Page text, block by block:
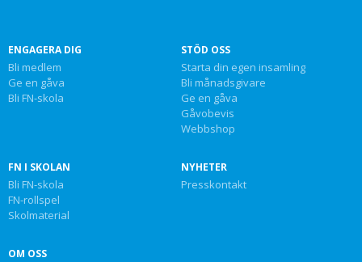
ENGAGERA DIG
Bli medlem
Ge en gåva
Bli FN-skola
STÖD OSS
Starta din egen insamling
Bli månadsgivare
Ge en gåva
Gåvobevis
Webbshop
FN I SKOLAN
Bli FN-skola
FN-rollspel
Skolmaterial
NYHETER
Presskontakt
OM OSS